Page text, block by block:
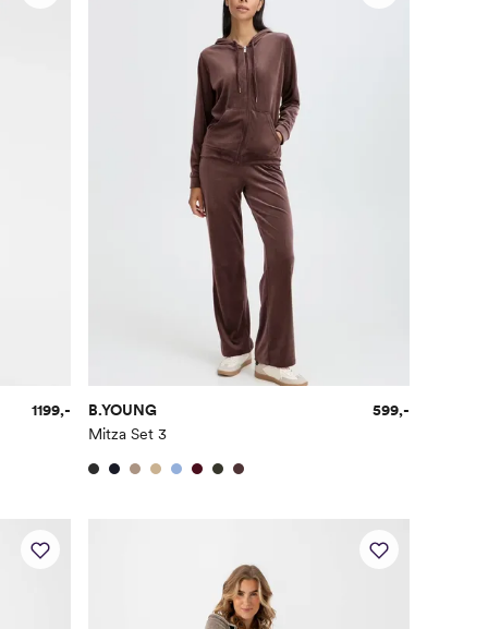
1199,-
B.YOUNG
Mitza Set 3
599,-